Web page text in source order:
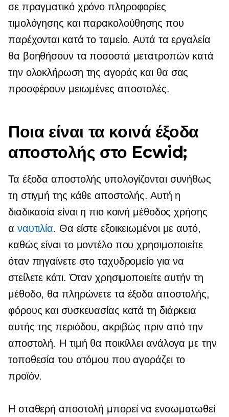
σε πραγματικό χρόνο πληροφορίες
τιμολόγησης και παρακολούθησης που
παρέχονται κατά το ταμείο. Αυτά τα εργαλεία
θα βοηθήσουν τα ποσοστά μετατροπών κατά
την ολοκλήρωση της αγοράς και θα σας
προσφέρουν μειωμένες αποστολές.
Ποια είναι τα κοινά έξοδα
αποστολής στο Ecwid;
Τα έξοδα αποστολής υπολογίζονται συνήθως
τη στιγμή της κάθε αποστολής. Αυτή η
διαδικασία είναι η πιο κοινή μέθοδος χρήσης
α ναυτιλία. Θα είστε εξοικειωμένοι με αυτό,
καθώς είναι το μοντέλο που χρησιμοποιείτε
όταν πηγαίνετε στο ταχυδρομείο για να
στείλετε κάτι. Όταν χρησιμοποιείτε αυτήν τη
μέθοδο, θα πληρώνετε τα έξοδα αποστολής,
φόρους και συσκευασίας κατά τη διάρκεια
αυτής της περιόδου, ακριβώς πριν από την
αποστολή. Η τιμή θα ποικίλλει ανάλογα με την
τοποθεσία του ατόμου που αγοράζει το
προϊόν.
Η σταθερή αποστολή μπορεί να ενσωματωθεί